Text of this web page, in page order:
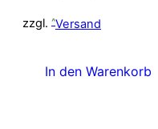
6,00 €
zzgl. Versand
In den Warenkorb